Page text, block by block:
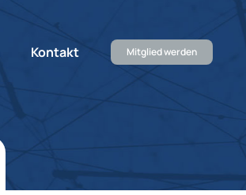
Kontakt Mitglied werden